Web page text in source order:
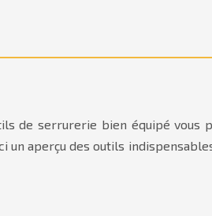
de serrurerie bien équipé vous
aperçu des outils